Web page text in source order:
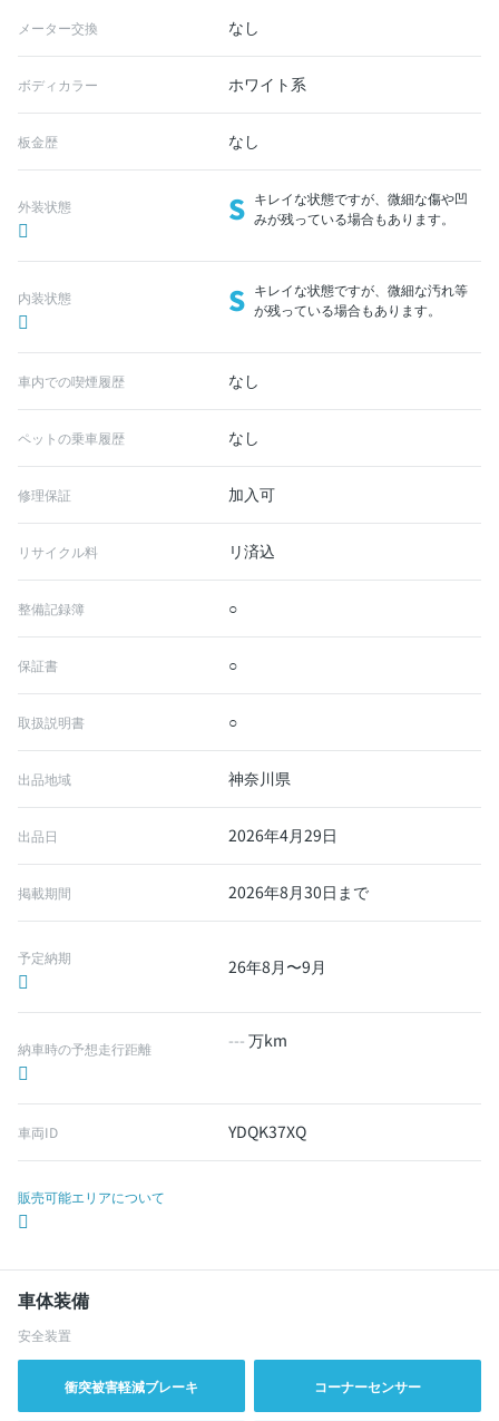
メーター交換 なし
ボディカラー ホワイト系
板金歴 なし
外装状態 S キレイな状態ですが、微細な傷や凹
みが残っている場合もあります。
内装状態 S キレイな状態ですが、微細な汚れ等
が残っている場合もあります。
車内での喫煙履歴 なし
ペットの乗車履歴 なし
修理保証 加入可
リサイクル料 リ済込
整備記録簿 ○
保証書 ○
取扱説明書 ○
出品地域 神奈川県
出品日 2026年4月29日
掲載期間 2026年8月30日まで
予定納期 26年8月〜9月
納車時の予想走行距離 --- 万km
車両ID YDQK37XQ
販売可能エリアについて
車体装備
安全装置
衝突被害軽減ブレーキ コーナーセンサー